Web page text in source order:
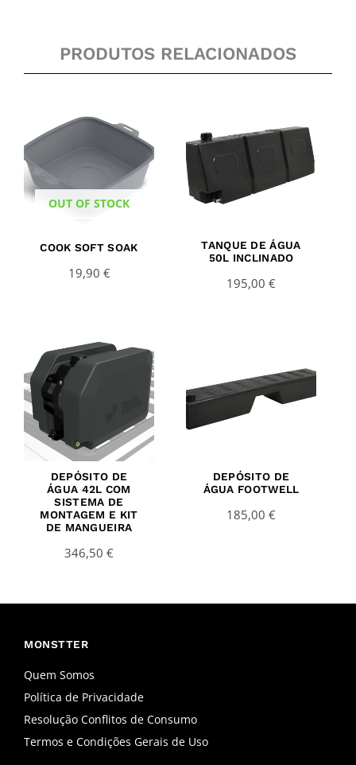
PRODUTOS RELACIONADOS
OUT OF STOCK
COOK SOFT SOAK
19,90 €
TANQUE DE ÁGUA
50L INCLINADO
195,00 €
DEPÓSITO DE
ÁGUA 42L COM
SISTEMA DE
MONTAGEM E KIT
DE MANGUEIRA
346,50 €
DEPÓSITO DE
ÁGUA FOOTWELL
185,00 €
MONSTTER
Quem Somos
Política de Privacidade
Resolução Conflitos de Consumo
Termos e Condições Gerais de Uso